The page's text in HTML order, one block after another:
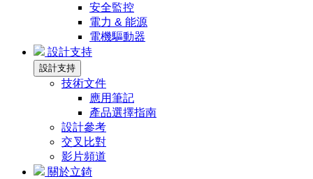
安全監控
電力 & 能源
電機驅動器
設計支持
設計支持
技術文件
應用筆記
產品選擇指南
設計參考
交叉比對
影片頻道
關於立錡